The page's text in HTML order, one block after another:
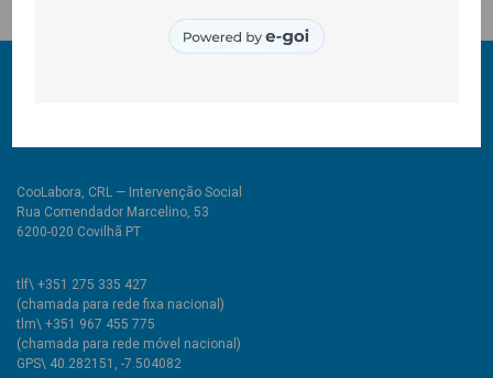
CooLabora, CRL — Intervenção Social
Rua Comendador Marcelino, 53
6200-020 Covilhã PT
tlf\ +351 275 335 427
(chamada para rede fixa nacional)
tlm\ +351 967 455 775
(chamada para rede móvel nacional)
GPS\ 40.282151, -7.504082